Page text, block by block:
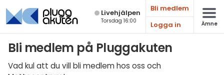
Live­hjälpen
Torsdag 16:00
Bli medlem
Logga in
Ämne
Bli medlem på Pluggakuten
Vad kul att du vill bli medlem hos oss och
Matematik
Fysik